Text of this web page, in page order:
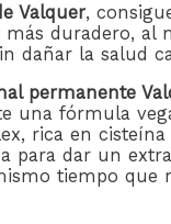
Valquer,
más duradero, al
dañar la salud
permanente
una fórmula
rica en cisteína
para dar un
tiempo que